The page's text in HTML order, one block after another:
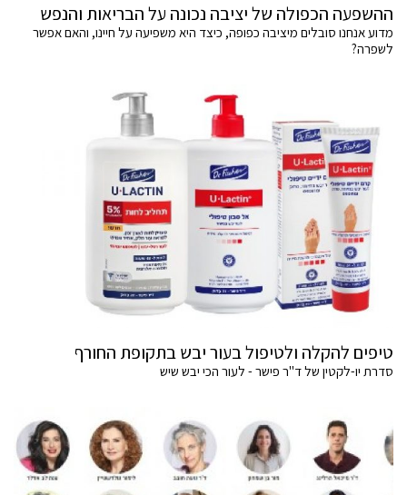
ההשפעה הכפולה של יציבה נכונה על הבריאות והנפש
מדוע אנחנו סובלים מיציבה כפופה, כיצד היא משפיעה על חיינו, והאם אפשר
לשפרה?
טיפים להקלה ולטיפול בעור יבש בתקופת החורף
סדרת יו-לקטין של ד"ר פישר - לעור הכי יבש שיש